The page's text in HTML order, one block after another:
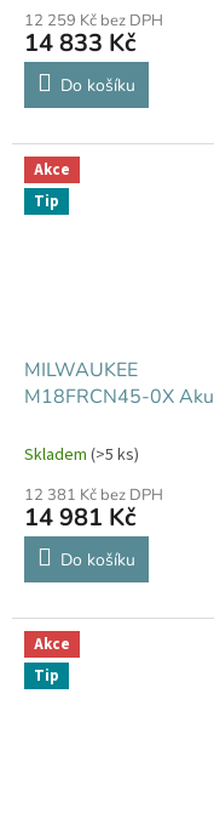
12 259 Kč bez DPH
14 833 Kč
Do košíku
Akce
Tip
MILWAUKEE
M18FRCN45-0X Aku
Skladem (>5 ks)
12 381 Kč bez DPH
14 981 Kč
Do košíku
Akce
Tip